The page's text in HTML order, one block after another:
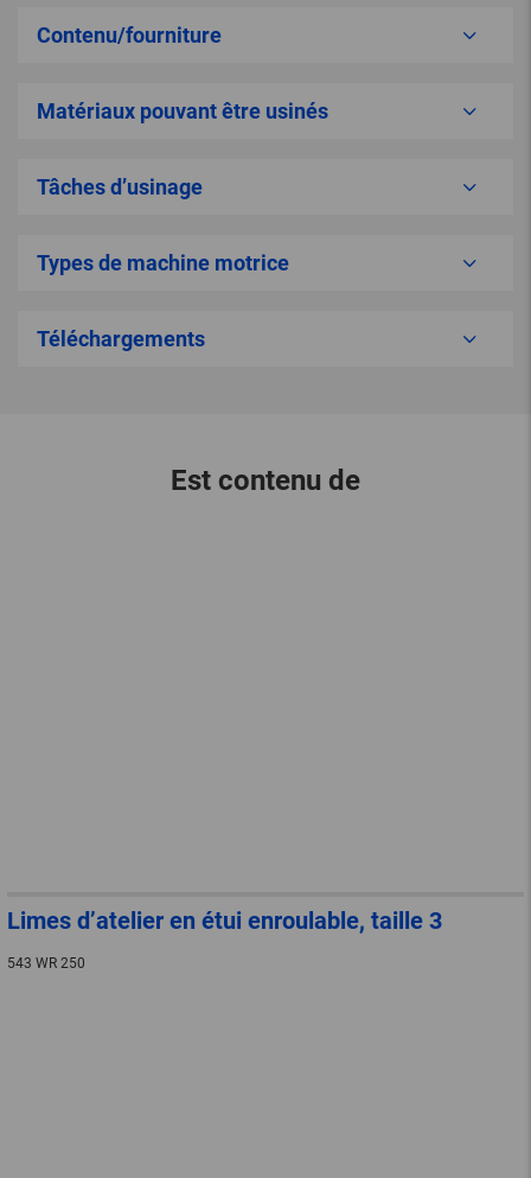
Contenu/fourniture
Matériaux pouvant être usinés
Tâches d’usinage
Types de machine motrice
Téléchargements
Est contenu de
Limes d’atelier en étui enroulable, taille 3
543 WR 250